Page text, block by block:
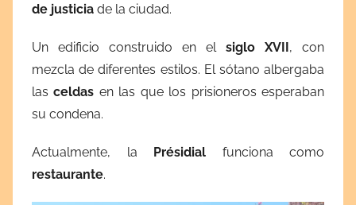
de justicia de la ciudad.
Un edificio construido en elsiglo XVII, con
mezcla de diferentes estilos. El sótano albergaba
lasceldas en las que los prisioneros esperaban
su condena.
Actualmente, la Présidial funciona como
restaurante.